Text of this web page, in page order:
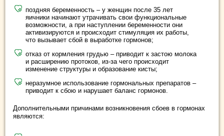
поздняя беременность – у женщин после 35 лет
яичники начинают утрачивать свои функциональные
возможности, а при наступлении беременности они
активизируются и происходит стимуляция их работы,
что вызывает сбой в выработке гормонов;
отказ от кормления грудью – приводит к застою молока
и расширению протоков, из-за чего происходит
изменение структуры и образование кисты;
неразумное использование гормональных препаратов –
приводит к сбою и нарушает баланс гормонов.
Дополнительными причинами возникновения сбоев в гормонах
являются: